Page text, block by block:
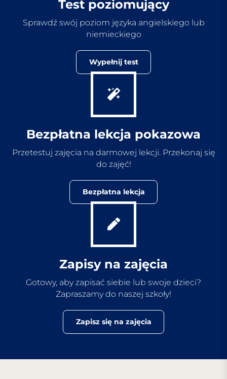
Test poziomujący
Sprawdź swój poziom języka angielskiego lub
niemieckiego
Wypełnij test
Bezpłatna lekcja pokazowa
Przetestuj zajęcia na darmowej lekcji. Przekonaj się
do zajęć!
Bezpłatna lekcja
Zapisy na zajęcia
Gotowy, aby zapisać siebie lub swoje dzieci?
Zapraszamy do naszej szkoły!
Zapisz się na zajęcia